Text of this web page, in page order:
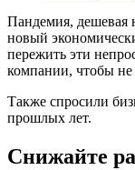
Пандемия, дешевая
новый
пережить эти
компании, чтобы не
Также спросили
прошлых лет.
Снижайте